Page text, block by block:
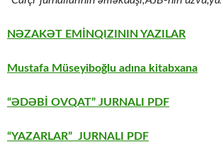
NƏZAKƏT EMİNQIZININ YAZILAR
Mustafa Müseyiboğlu adına kitabxana
“ƏDƏBİ OVQAT” JURNALI PDF
“YAZARLAR” JURNALI PDF